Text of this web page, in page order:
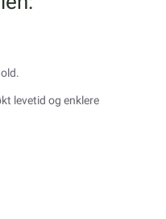
levetid og enklere